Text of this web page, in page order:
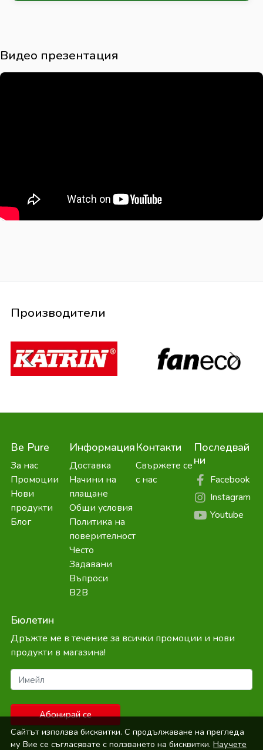
Видео презентация
Сайтът използва бисквитки. С продължаване на прегледа
му Вие се съгласявате с ползването на бисквитки. Научете
Производители
Be Pure
За нас
Промоции
Нови
продукти
Блог
Информация
Доставка
Начини на
плащане
Общи условия
Политика на
поверителност
Често
Задавани
Въпроси
B2B
Контакти
Свържете се
с нас
Последвай
ни
Facebook
Instagram
Youtube
Бюлетин
Дръжте ме в течение за всички промоции и нови
продукти в магазина!
Имейл
Абонирай се